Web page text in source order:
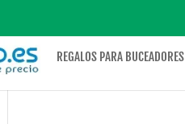
REGALOS PARA BUCEADORES